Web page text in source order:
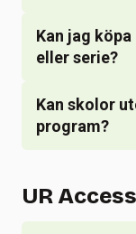
Kan jag
eller serie?
Kan skolor
program?
UR Access